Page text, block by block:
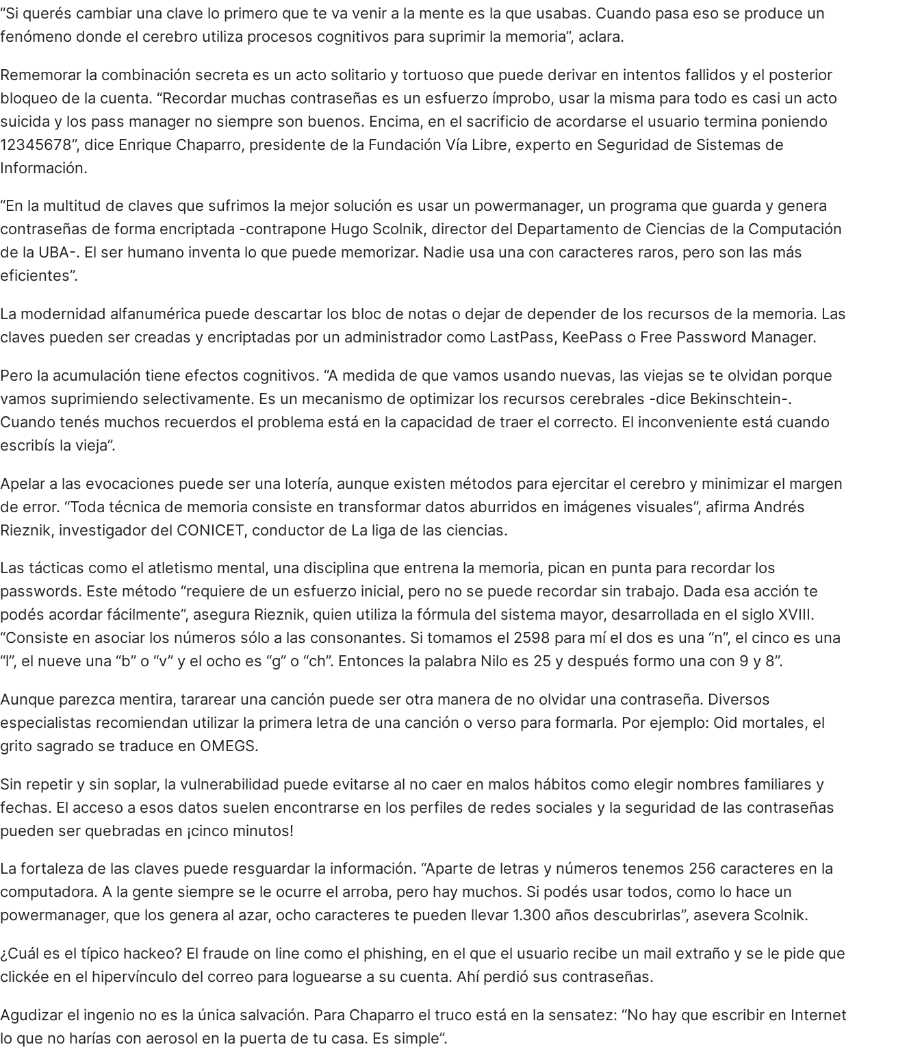
“Si querés cambiar una clave lo primero que te va venir a la mente es la que usabas. Cuando pasa eso se produce un
fenómeno donde el cerebro utiliza procesos cognitivos para suprimir la memoria”, aclara.
Rememorar la combinación secreta es un acto solitario y tortuoso que puede derivar en intentos fallidos y el posterior
bloqueo de la cuenta. “Recordar muchas contraseñas es un esfuerzo ímprobo, usar la misma para todo es casi un acto
suicida y los pass manager no siempre son buenos. Encima, en el sacrificio de acordarse el usuario termina poniendo
12345678”, dice Enrique Chaparro, presidente de la Fundación Vía Libre, experto en Seguridad de Sistemas de
Información.
“En la multitud de claves que sufrimos la mejor solución es usar un powermanager, un programa que guarda y genera
contraseñas de forma encriptada -contrapone Hugo Scolnik, director del Departamento de Ciencias de la Computación
de la UBA-. El ser humano inventa lo que puede memorizar. Nadie usa una con caracteres raros, pero son las más
eficientes”.
La modernidad alfanumérica puede descartar los bloc de notas o dejar de depender de los recursos de la memoria. Las
claves pueden ser creadas y encriptadas por un administrador como LastPass, KeePass o Free Password Manager.
Pero la acumulación tiene efectos cognitivos. “A medida de que vamos usando nuevas, las viejas se te olvidan porque
vamos suprimiendo selectivamente. Es un mecanismo de optimizar los recursos cerebrales -dice Bekinschtein-.
Cuando tenés muchos recuerdos el problema está en la capacidad de traer el correcto. El inconveniente está cuando
escribís la vieja”.
Apelar a las evocaciones puede ser una lotería, aunque existen métodos para ejercitar el cerebro y minimizar el margen
de error. “Toda técnica de memoria consiste en transformar datos aburridos en imágenes visuales”, afirma Andrés
Rieznik, investigador del CONICET, conductor de La liga de las ciencias.
Las tácticas como el atletismo mental, una disciplina que entrena la memoria, pican en punta para recordar los
passwords. Este método “requiere de un esfuerzo inicial, pero no se puede recordar sin trabajo. Dada esa acción te
podés acordar fácilmente”, asegura Rieznik, quien utiliza la fórmula del sistema mayor, desarrollada en el siglo XVIII.
“Consiste en asociar los números sólo a las consonantes. Si tomamos el 2598 para mí el dos es una “n”, el cinco es una
“l”, el nueve una “b” o “v” y el ocho es “g” o “ch”. Entonces la palabra Nilo es 25 y después formo una con 9 y 8”.
Aunque parezca mentira, tararear una canción puede ser otra manera de no olvidar una contraseña. Diversos
especialistas recomiendan utilizar la primera letra de una canción o verso para formarla. Por ejemplo: Oid mortales, el
grito sagrado se traduce en OMEGS.
Sin repetir y sin soplar, la vulnerabilidad puede evitarse al no caer en malos hábitos como elegir nombres familiares y
fechas. El acceso a esos datos suelen encontrarse en los perfiles de redes sociales y la seguridad de las contraseñas
pueden ser quebradas en ¡cinco minutos!
La fortaleza de las claves puede resguardar la información. “Aparte de letras y números tenemos 256 caracteres en la
computadora. A la gente siempre se le ocurre el arroba, pero hay muchos. Si podés usar todos, como lo hace un
powermanager, que los genera al azar, ocho caracteres te pueden llevar 1.300 años descubrirlas”, asevera Scolnik.
¿Cuál es el típico hackeo? El fraude on line como el phishing, en el que el usuario recibe un mail extraño y se le pide que
clickée en el hipervínculo del correo para loguearse a su cuenta. Ahí perdió sus contraseñas.
Agudizar el ingenio no es la única salvación. Para Chaparro el truco está en la sensatez: “No hay que escribir en Internet
lo que no harías con aerosol en la puerta de tu casa. Es simple”.